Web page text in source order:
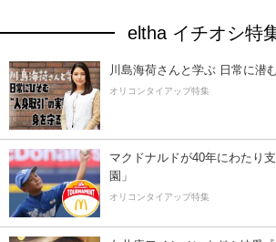
eltha イチオシ特
川島海荷さんと学ぶ 日常に潜
オリコンタイアップ特集
マクドナルドが40年にわたり
園」
オリコンタイアップ特集